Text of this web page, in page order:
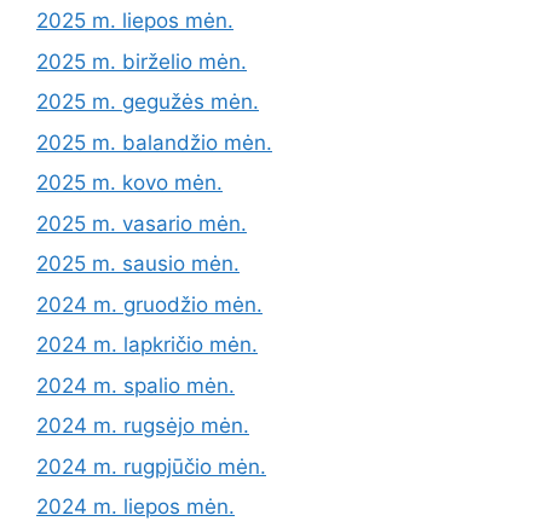
2025 m. liepos mėn.
2025 m. birželio mėn.
2025 m. gegužės mėn.
2025 m. balandžio mėn.
2025 m. kovo mėn.
2025 m. vasario mėn.
2025 m. sausio mėn.
2024 m. gruodžio mėn.
2024 m. lapkričio mėn.
2024 m. spalio mėn.
2024 m. rugsėjo mėn.
2024 m. rugpjūčio mėn.
2024 m. liepos mėn.